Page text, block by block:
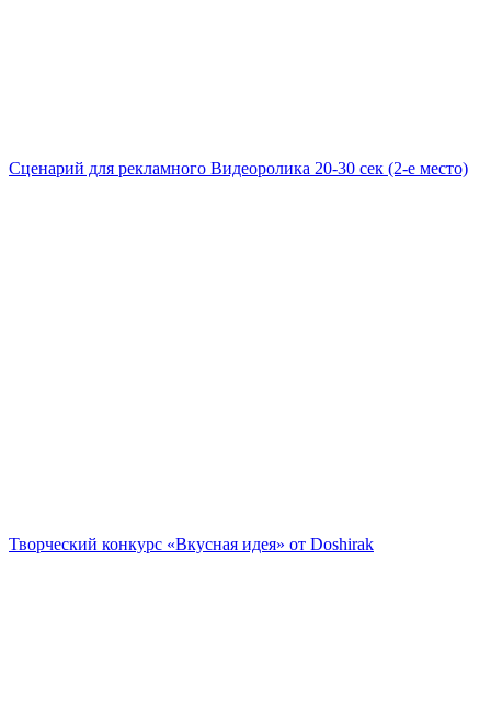
Сценарий для рекламного Видеоролика 20-30 сек (2-е место)
Творческий конкурс «Вкусная идея» от Doshirak